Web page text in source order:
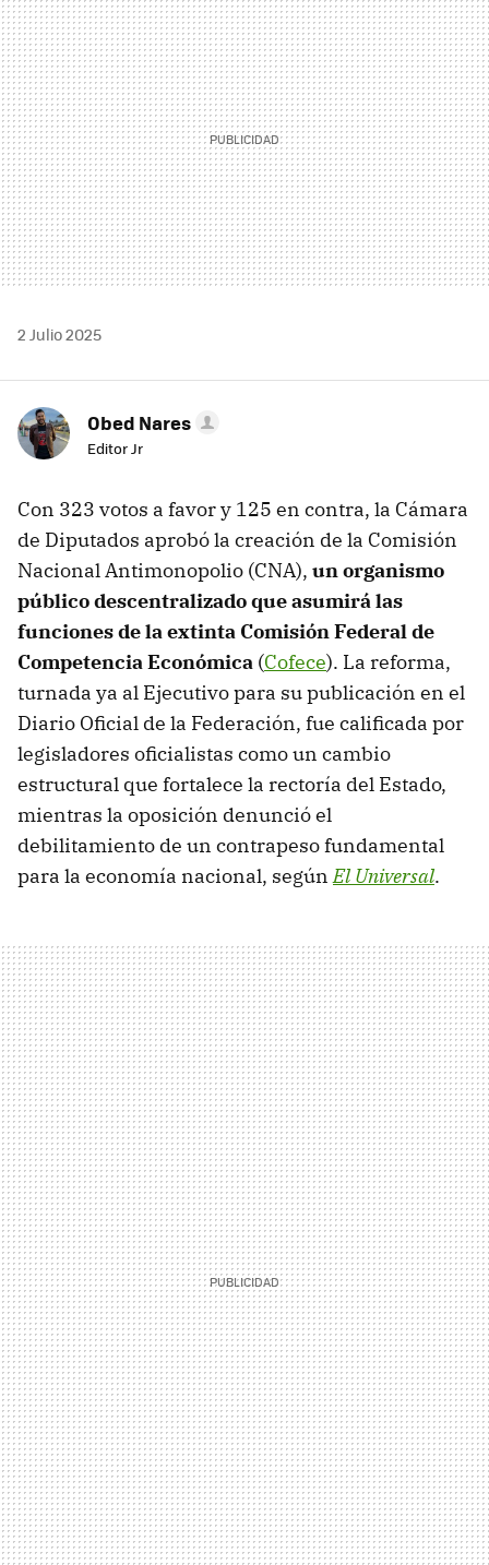
MAIL
2 Julio 2025
Obed Nares
Editor Jr
Con 323 votos a favor y 125 en contra, la Cámara
de Diputados aprobó la creación de la Comisión
Nacional Antimonopolio (CNA), un organismo
público descentralizado que asumirá las
funciones de la extinta Comisión Federal de
Competencia Económica (Cofece). La reforma,
turnada ya al Ejecutivo para su publicación en el
Diario Oficial de la Federación, fue calificada por
legisladores oficialistas como un cambio
estructural que fortalece la rectoría del Estado,
mientras la oposición denunció el
debilitamiento de un contrapeso fundamental
para la economía nacional, segúnEl Universal.